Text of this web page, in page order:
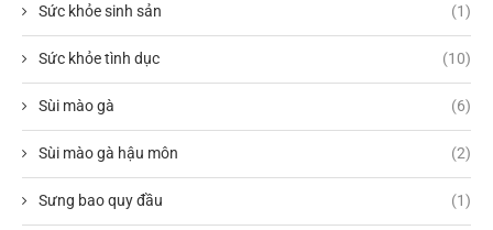
Sức khỏe sinh sản (1)
Sức khỏe tình dục (10)
Sùi mào gà (6)
Sùi mào gà hậu môn (2)
Sưng bao quy đầu (1)